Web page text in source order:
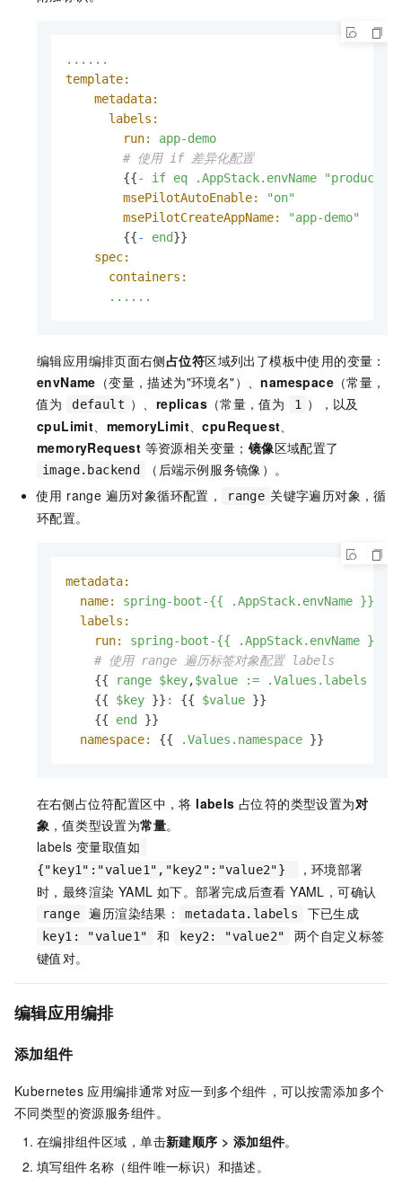
......
template:
metadata:
labels:
run:
app-demo
# 使用 if 差异化配置
        {{
- if eq .AppStack.envName
msePilotAutoEnable:
"on"
msePilotCreateAppName:
"app-demo"
        {{
- end}}
spec:
containers:
......
编辑应用编排页面右侧占位符区域列出了模板中使用的变量：
envName （变量，描述为"环境名"）、namespace （常量，
值为
default ）、 replicas （常量，值为 1
），以及
cpuLimit
memoryLimit 、cpuRequest
memoryRequest 等资源相关变量； 镜像区域配置了
image.backend
（后端示例服务镜像）。
使用 range 遍历对象循环配置，
range 关键字遍历对象，循
环配置。
metadata:
name:
spring-boot-{{ .AppStack.envName }}
labels:
run:
spring-boot-{{ .AppStack.envName }}
# 使用 range 遍历标签对象配置 labels
    {{
range $key,$value := .Values.labels
    {{
$key }} : {{ $value }}
    {{
end }}
namespace:
{{ .Values.namespace }}
在右侧占位符配置区中，将 labels 占位符的类型设置为对
象 ，值类型设置为常量。
labels 变量取值如
{"key1":"value1","key2":"value2"}
，环境部署
时，最终渲染 YAML 如下。部署完成后查看 YAML，可确认
range 遍历渲染结果： metadata.labels 下已生成
key1: "value1" 和 key2: "value2"
两个自定义标签
键值对。
编辑应用编排
添加组件
Kubernetes 应用编排通常对应一到多个组件，可以按需添加多个
不同类型的资源服务组件。
在编排组件区域，单击新建顺序 > 添加组件。
填写组件名称（组件唯一标识）和描述。